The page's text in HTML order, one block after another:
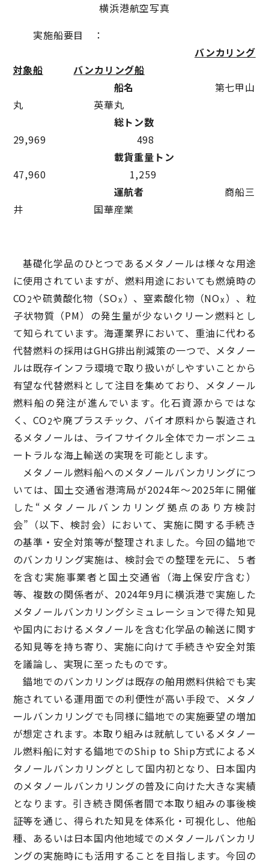
横浜港航空写真
実施船要目 ：
バンカリング
対象船
バンカリング船
船名 第七甲山
丸 英華丸
総トン数
29,969 498
載貨重量トン
47,960 1,259
運航者 商船三
井 国華産業
基礎化学品のひとつであるメタノールは様々な用途
に使用されていますが、燃料用途においても燃焼時の
CO 2や硫黄酸化物（SOx）、窒素酸化物（NOx）、粒
子状物質（PM）の発生量が少ないクリーン燃料とし
て知られています。海運業界において、重油に代わる
代替燃料の採用はGHG排出削減策の一つで、メタノー
ルは既存インフラ環境で取り扱いがしやすいことから
有望な代替燃料として注目を集めており、メタノール
燃料船の発注が進んでいます。化石資源からではな
く、CO 2や廃プラスチック、バイオ原料から製造され
るメタノールは、ライフサイクル全体でカーボンニュ
ートラルな海上輸送の実現を可能とします。
メタノール燃料船へのメタノールバンカリングにつ
いては、国土交通省港湾局が2024年～2025年に開催
した“メタノールバンカリング拠点のあり方検討
会”（以下、検討会）において、実施に関する手続き
の基準・安全対策等が整理されました。今回の錨地で
のバンカリング実施は、検討会での整理を元に、５者
を含む実施事業者と国土交通省（海上保安庁含む）
等、複数の関係者が、2024年9月に横浜港で実施した
メタノールバンカリングシミュレーションで得た知見
や国内におけるメタノールを含む化学品の輸送に関す
る知見等を持ち寄り、実施に向けて手続きや安全対策
を議論し、実現に至ったものです。
錨地でのバンカリングは既存の舶用燃料供給でも実
施されている運用面での利便性が高い手段で、メタノ
ールバンカリングでも同様に錨地での実施要望の増加
が想定されます。本取り組みは就航しているメタノー
ル燃料船に対する錨地でのShip to Ship方式によるメ
タノールバンカリングとして国内初となり、日本国内
のメタノールバンカリングの普及に向けた大きな実績
となります。引き続き関係者間で本取り組みの事後検
証等を通じ、得られた知見を体系化・可視化し、他船
種、あるいは日本国内他地域でのメタノールバンカリ
ングの実施時にも活用することを目指します。今回の